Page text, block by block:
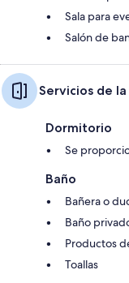
Sala para
Salón de
Servicios de
Dormitorio
Se
Baño
Bañera o
Baño
Productos
Toallas